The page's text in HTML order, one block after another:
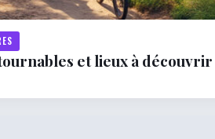
et lieux à découvrir